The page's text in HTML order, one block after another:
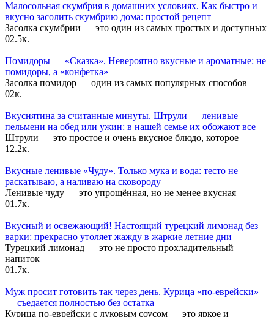
Малосольная скумбрия в домашних условиях. Как быстро и
вкусно засолить скумбрию дома: простой рецепт
Засолка скумбрии — это один из самых простых и доступных
02.5к.
Помидоры — «Сказка». Невероятно вкусные и ароматные: не
помидоры, а «конфетка»
Засолка помидор — один из самых популярных способов
02к.
Вкуснятина за считанные минуты. Штрули — ленивые
пельмени на обед или ужин: в нашей семье их обожают все
Штрули — это простое и очень вкусное блюдо, которое
1 2.2к.
Вкусные ленивые «Чуду». Только мука и вода: тесто не
раскатываю, а наливаю на сковороду
Ленивые чуду — это упрощённая, но не менее вкусная
01.7к.
Вкусный и освежающий! Настоящий турецкий лимонад без
варки: прекрасно утоляет жажду в жаркие летние дни
Турецкий лимонад — это не просто прохладительный
напиток
01.7к.
Муж просит готовить так через день. Курица «по-еврейски»
— съедается полностью без остатка
Курица по-еврейски с луковым соусом — это яркое и